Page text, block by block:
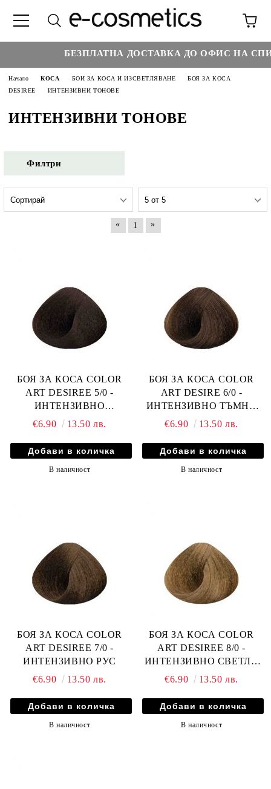
БЕЗПЛАТНА ДОСТАВКА ДО ОФИС НА
Начало КОСА БОИ ЗА КОСА И ИЗСВЕТЛЯВАНЕ
БОЯ ЗА КОСА
DESIREE
ИНТЕНЗИВНИ ТОНОВЕ
ИНТЕНЗИВНИ ТОНОВЕ
Филтри
« 1 »
БОЯ ЗА КОСА COLOR
ART DESIREE 5/0 -
ИНТЕНЗИВНО
КЕСТЕНЯВ
€6.90 13.50 лв.
В наличност
БОЯ ЗА КОСА COLOR
ART DESIRE 6/0 -
ИНТЕНЗИВНО ТЪМНО
РУСО
€6.90 13.50 лв.
В наличност
БОЯ ЗА КОСА COLOR
ART DESIREE 7/0 -
ИНТЕНЗИВНО РУС
€6.90
13.50 лв.
В наличност
БОЯ ЗА КОСА COLOR
ART DESIREE 8/0 -
ИНТЕНЗИВНО СВЕТЛО
РУСО
€6.90 13.50 лв.
В наличност